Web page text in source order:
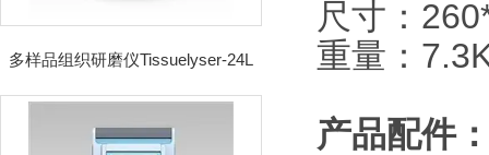
多样品组织研磨仪Tissuelyser-24L
尺寸：
重量：
产品配件